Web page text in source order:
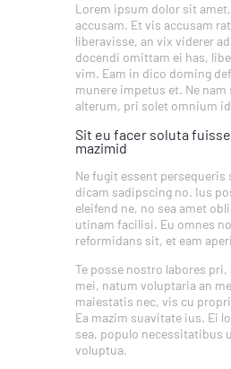
Lorem ipsum dolor sit
accusam. Et vis accusam
liberavisse, an vix viderer
docendi omittam ei has,
vim. Eam in dico doming
munere impetus et. Ne
alterum, pri solet omnium
Sit eu facer soluta
mazimid
Ne fugit essent persequeris
dicam sadipscing no. Ius
eleifend ne, no sea amet
utinam facilisi. Eu omnes
reformidans sit, et eam
Te posse nostro labores pri,
mei, natum voluptaria an
maiestatis nec, vis cu
Ea mazim suavitate ius. Ei
sea, populo necessitatibus
voluptua.